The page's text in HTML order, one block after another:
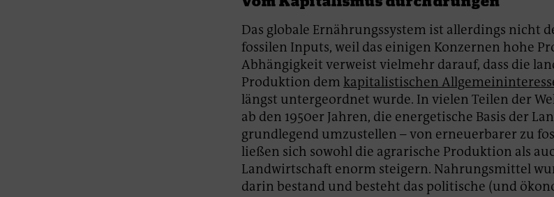
Das globale Ernährungssystem ist allerdings nicht
fossilen Inputs, weil das einigen Konzernen hohe
Abhängigkeit verweist vielmehr darauf, dass die
Produktion dem kapitalistischen
längst untergeordnet wurde. In vielen Teilen der
ab den 1950er Jahren, die energetische Basis der
grundlegend umzustellen – von erneuerbarer zu
ließen sich sowohl die agrarische Produktion als
Landwirtschaft enorm steigern. Nahrungsmittel
darin bestand und besteht das politische (und